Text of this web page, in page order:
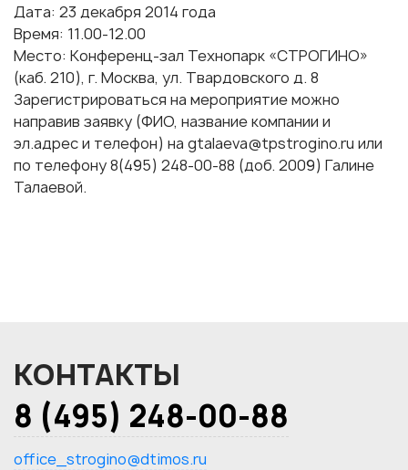
Дата: 23 декабря 2014 года
Время: 11.00-12.00
Место: Конференц-зал Технопарк «СТРОГИНО»
(каб. 210), г. Москва, ул. Твардовского д. 8
Зарегистрироваться на мероприятие можно
направив заявку (ФИО, название компании и
эл.адрес и телефон) на gtalaeva@tpstrogino.ru или
по телефону 8(495) 248-00-88 (доб. 2009) Галине
Талаевой.
КОНТАКТЫ
8 (495) 248-00-88
office_strogino@dtimos.ru